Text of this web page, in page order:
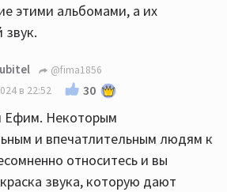
этими альбомами, а их
звук.
@fima1856
в 22:52
30
Ефим. Некоторым
и впечатлительным людям к
относитесь и вы
звука, которую дают